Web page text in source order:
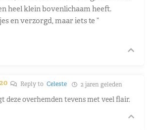
heel klein bovenlichaam heeft.
en verzorgd, maar iets te ”
Reply to Celeste 2 jaren geleden
deze overhemden tevens met veel flair.